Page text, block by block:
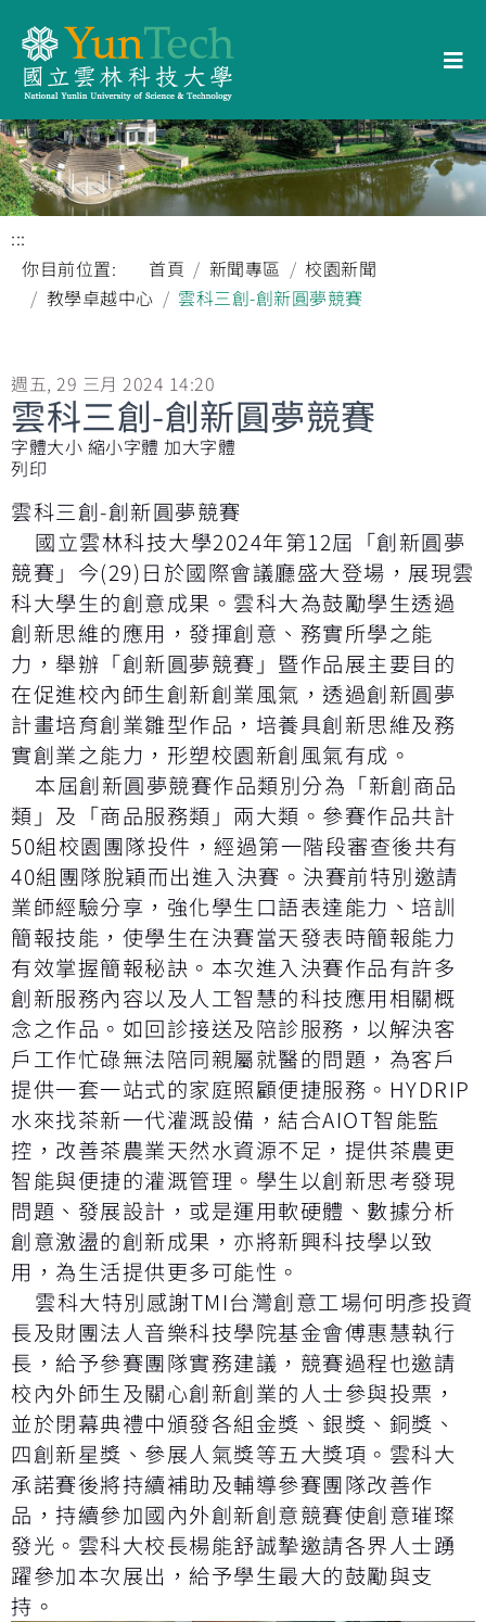
:::
你目前位置:
首頁 新聞專區
校園新聞
教學卓越中心
雲科三創-創新圓夢競賽
週五, 29 三月 2024 14:20
雲科三創-創新圓夢競賽
字體大小 縮小字體 加大字體
列印
雲科三創-創新圓夢競賽
國立雲林科技大學2024年第12屆「創新圓夢
競賽」今(29)日於國際會議廳盛大登場，展現雲
科大學生的創意成果。雲科大為鼓勵學生透過
創新思維的應用，發揮創意、務實所學之能
力，舉辦「創新圓夢競賽」暨作品展主要目的
在促進校內師生創新創業風氣，透過創新圓夢
計畫培育創業雛型作品，培養具創新思維及務
實創業之能力，形塑校園新創風氣有成。
本屆創新圓夢競賽作品類別分為「新創商品
類」及「商品服務類」兩大類。參賽作品共計
50組校園團隊投件，經過第一階段審查後共有
40組團隊脫穎而出進入決賽。決賽前特別邀請
業師經驗分享，強化學生口語表達能力、培訓
簡報技能，使學生在決賽當天發表時簡報能力
有效掌握簡報秘訣。本次進入決賽作品有許多
創新服務內容以及人工智慧的科技應用相關概
念之作品。如回診接送及陪診服務，以解決客
戶工作忙碌無法陪同親屬就醫的問題，為客戶
提供一套一站式的家庭照顧便捷服務。HYDRIP
水來找茶新一代灌溉設備，結合AIOT智能監
控，改善茶農業天然水資源不足，提供茶農更
智能與便捷的灌溉管理。學生以創新思考發現
問題、發展設計，或是運用軟硬體、數據分析
創意激盪的創新成果，亦將新興科技學以致
用，為生活提供更多可能性。
雲科大特別感謝TMI台灣創意工場何明彥投資
長及財團法人音樂科技學院基金會傅惠慧執行
長，給予參賽團隊實務建議，競賽過程也邀請
校內外師生及關心創新創業的人士參與投票，
並於閉幕典禮中頒發各組金獎、銀獎、銅獎、
四創新星獎、參展人氣獎等五大獎項。雲科大
承諾賽後將持續補助及輔導參賽團隊改善作
品，持續參加國內外創新創意競賽使創意璀璨
發光。雲科大校長楊能舒誠摯邀請各界人士踴
躍參加本次展出，給予學生最大的鼓勵與支
持。